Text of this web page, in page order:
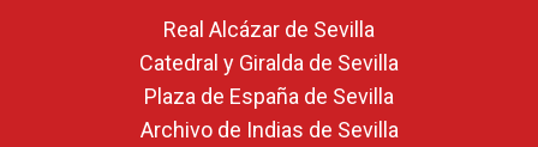
Real Alcázar de Sevilla
Catedral y Giralda de Sevilla
Plaza de España de Sevilla
Archivo de Indias de Sevilla